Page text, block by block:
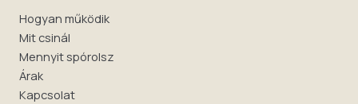
Hogyan működik
Mit csinál
Mennyit spórolsz
Árak
Kapcsolat